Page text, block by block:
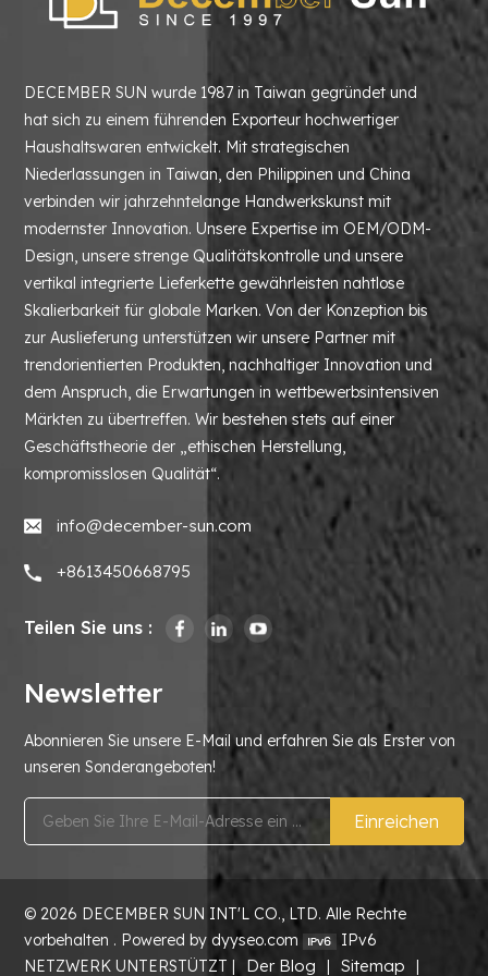
DECEMBER SUN wurde 1987 in Taiwan gegründet und
hat sich zu einem führenden Exporteur hochwertiger
Haushaltswaren entwickelt. Mit strategischen
Niederlassungen in Taiwan, den Philippinen und China
verbinden wir jahrzehntelange Handwerkskunst mit
modernster Innovation. Unsere Expertise im OEM/ODM-
Design, unsere strenge Qualitätskontrolle und unsere
vertikal integrierte Lieferkette gewährleisten nahtlose
Skalierbarkeit für globale Marken. Von der Konzeption bis
zur Auslieferung unterstützen wir unsere Partner mit
trendorientierten Produkten, nachhaltiger Innovation und
dem Anspruch, die Erwartungen in wettbewerbsintensiven
Märkten zu übertreffen. Wir bestehen stets auf einer
Geschäftstheorie der „ethischen Herstellung,
kompromisslosen Qualität“.
info@december-sun.com
+8613450668795
Teilen Sie uns :
Newsletter
Abonnieren Sie unsere E-Mail und erfahren Sie als Erster von
unseren Sonderangeboten!
Einreichen
© 2026 DECEMBER SUN INT'L CO., LTD. Alle Rechte
vorbehalten . Powered by dyyseo.com
IPv6
NETZWERK UNTERSTÜTZT |
Der Blog | Sitemap |